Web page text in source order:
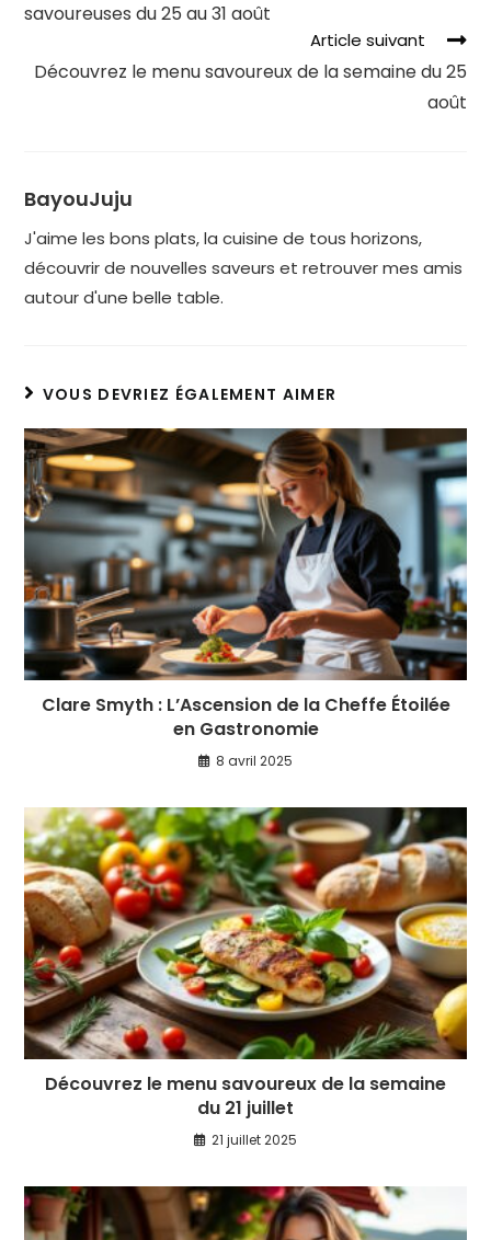
savoureuses du 25 au 31 août
Article suivant
Découvrez le menu savoureux de la semaine du 25
août
BayouJuju
J'aime les bons plats, la cuisine de tous horizons,
découvrir de nouvelles saveurs et retrouver mes amis
autour d'une belle table.
VOUS DEVRIEZ ÉGALEMENT AIMER
Clare Smyth : L’Ascension de la Cheffe Étoilée
en Gastronomie
8 avril 2025
Découvrez le menu savoureux de la semaine
du 21 juillet
21 juillet 2025